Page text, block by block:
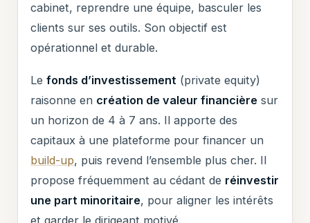
cabinet, reprendre une équipe, basculer les
clients sur ses outils. Son objectif est
opérationnel et durable.
Lefonds d’investissement (private equity)
raisonne en création de valeur financière sur
un horizon de 4 à 7 ans. Il apporte des
capitaux à une plateforme pour financer un
build-up, puis revend l’ensemble plus cher. Il
propose fréquemment au cédant de réinvestir
une part minoritaire, pour aligner les intérêts
et garder le dirigeant motivé.